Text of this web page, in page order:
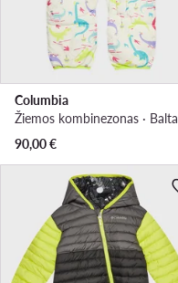
Columbia
Žiemos kombinezonas · Balta
90,00€